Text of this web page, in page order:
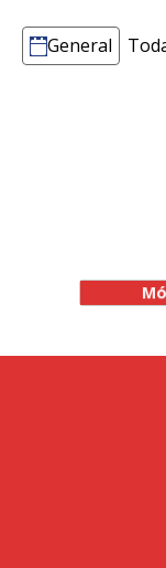
Categorías
General